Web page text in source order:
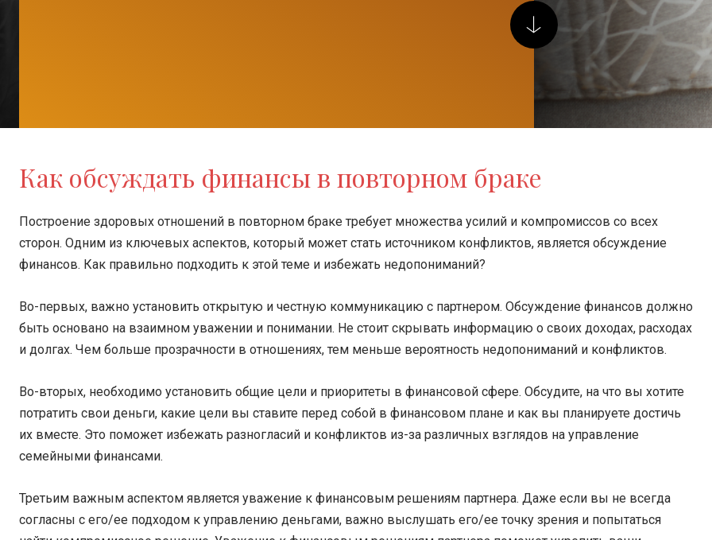
Как обсуждать финансы в повторном браке
Построение здоровых отношений в повторном браке требует множества усилий и компромиссов со всех
сторон. Одним из ключевых аспектов, который может стать источником конфликтов, является обсуждение
финансов. Как правильно подходить к этой теме и избежать недопониманий?
Во-первых, важно установить открытую и честную коммуникацию с партнером. Обсуждение финансов должно
быть основано на взаимном уважении и понимании. Не стоит скрывать информацию о своих доходах, расходах
и долгах. Чем больше прозрачности в отношениях, тем меньше вероятность недопониманий и конфликтов.
Во-вторых, необходимо установить общие цели и приоритеты в финансовой сфере. Обсудите, на что вы хотите
потратить свои деньги, какие цели вы ставите перед собой в финансовом плане и как вы планируете достичь
их вместе. Это поможет избежать разногласий и конфликтов из-за различных взглядов на управление
семейными финансами.
Третьим важным аспектом является уважение к финансовым решениям партнера. Даже если вы не всегда
согласны с его/ее подходом к управлению деньгами, важно выслушать его/ее точку зрения и попытаться